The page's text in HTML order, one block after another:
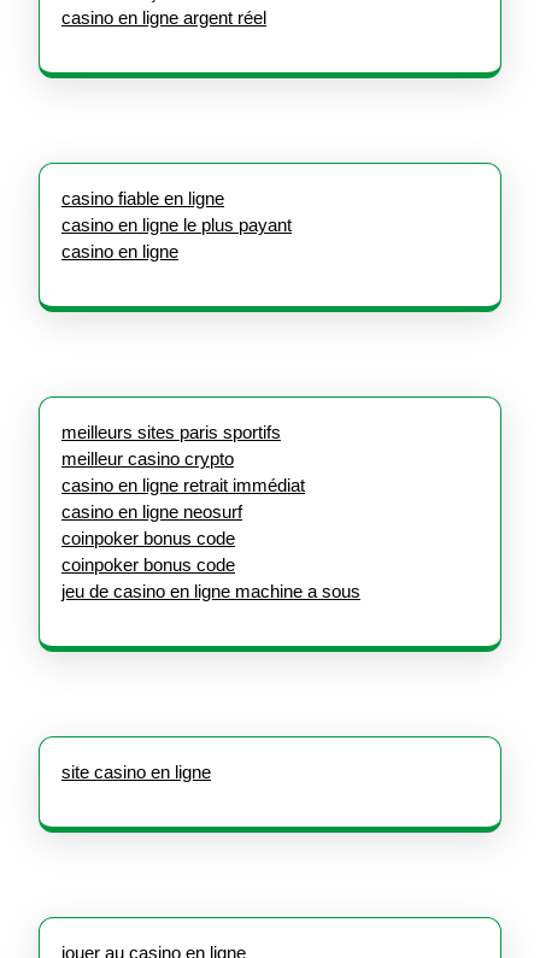
casino en ligne argent réel
casino fiable en ligne
casino en ligne le plus payant
casino en ligne
meilleurs sites paris sportifs
meilleur casino crypto
casino en ligne retrait immédiat
casino en ligne neosurf
coinpoker bonus code
coinpoker bonus code
jeu de casino en ligne machine a sous
site casino en ligne
jouer au casino en ligne